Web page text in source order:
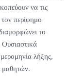
να τις
περίφημο
το
λήξης,
μαθητών.